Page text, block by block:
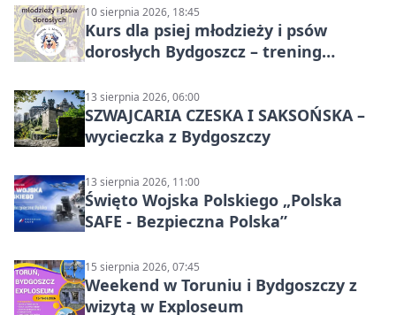
10 sierpnia 2026, 18:45
Kurs dla psiej młodzieży i psów
dorosłych Bydgoszcz – trening
13 sierpnia 2026, 06:00
SZWAJCARIA CZESKA I SAKSOŃSKA –
wycieczka z Bydgoszczy
13 sierpnia 2026, 11:00
Święto Wojska Polskiego „Polska
SAFE - Bezpieczna Polska”
15 sierpnia 2026, 07:45
Weekend w Toruniu i Bydgoszczy z
wizytą w Exploseum